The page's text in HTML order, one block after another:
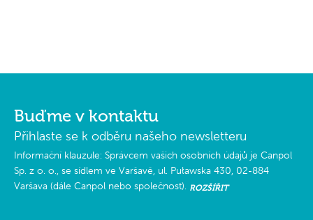
Buďme v kontaktu
Přihlaste se k odběru našeho newsletteru
Informační klauzule: Správcem vašich osobních údajů je Canpol
Sp. z o. o., se sídlem ve Varšavě, ul. Puławska 430, 02-884
Varšava (dále Canpol nebo společnost). ROZŠÍŘIT